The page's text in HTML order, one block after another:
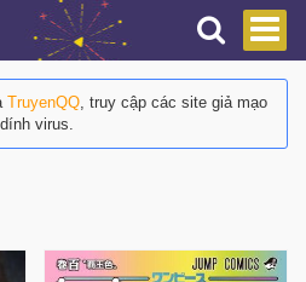
TruyenQQ, truy cập các site giả mạo
virus.